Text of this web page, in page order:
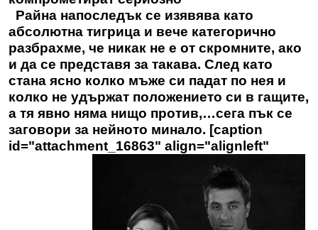
Райна напоследък се изявява като
абсолютна тигрица и вече категорично
разбрахме, че никак не е от скромните, ако
и да се представя за такава. След като
стана ясно колко мъже си падат по нея и
колко не удържат положението си в гащите,
а тя явно няма нищо против,…сега пък се
заговори за нейното минало. [caption
id="attachment_16863" align="alignleft"